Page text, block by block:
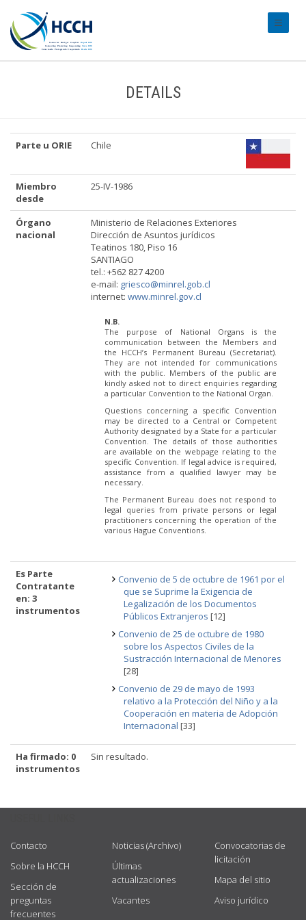
DETAILS
Parte u ORIE Chile
Miembro
desde
25-IV-1986
Órgano
nacional
Ministerio de Relaciones Exteriores
Dirección de Asuntos jurídicos
Teatinos 180, Piso 16
SANTIAGO
tel.: +562 827 4200
e-mail: griesco@minrel.gob.cl
internet: www.minrel.gov.cl
N.B.
The purpose of National Organs is the
communication between the Members and
the HCCH’s Permanent Bureau (Secretariat).
They are not intended for communications
with the public. Members of the public are
kindly asked not to direct enquiries regarding
a particular Convention to the National Organ.
Questions concerning a specific Convention
may be directed to a Central or Competent
Authority designated by a State for a particular
Convention. The details of those authorities
are available on the webpage relating to the
specific Convention. If legal advice is required,
assistance from a qualified lawyer may be
necessary.
The Permanent Bureau does not respond to
legal queries from private persons or legal
practitioners concerning the operation of the
various Hague Conventions.
Es Parte
Contratante
en: 3
instrumentos
Convenio de 5 de octubre de 1961 por el
que se Suprime la Exigencia de
Legalización de los Documentos
Públicos Extranjeros [12]
Convenio de 25 de octubre de 1980
sobre los Aspectos Civiles de la
Sustracción Internacional de Menores
[28]
Convenio de 29 de mayo de 1993
relativo a la Protección del Niño y a la
Cooperación en materia de Adopción
Internacional [33]
Ha firmado: 0
instrumentos
Sin resultado.
Contacto
Sobre la HCCH
Sección de
preguntas
frecuentes
Noticias (Archivo)
Últimas
actualizaciones
Vacantes
Convocatorias de
licitación
Mapa del sitio
Aviso jurídico